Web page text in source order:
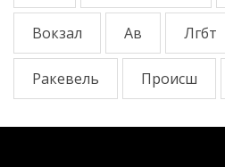
Вокзал Ав Лгбт
Ракевель Происш